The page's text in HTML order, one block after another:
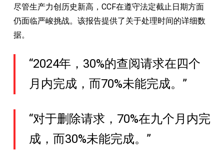
尽管生产力创历史新高，CCF在遵守法定截止日期方面
仍面临严峻挑战。该报告提供了关于处理时间的详细数
据。
“2024年，30%的查阅请求在四个
月内完成，而70%未能完成。”
“对于删除请求，70%在九个月内完
成，而30%未能完成。”